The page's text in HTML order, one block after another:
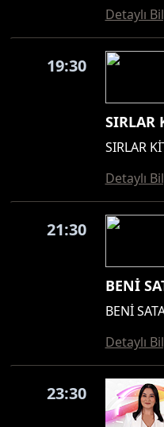
Detaylı
19:30
SIRLAR
SIRLAR
Detaylı
21:30
BENİ
BENİ
Detaylı
23:30